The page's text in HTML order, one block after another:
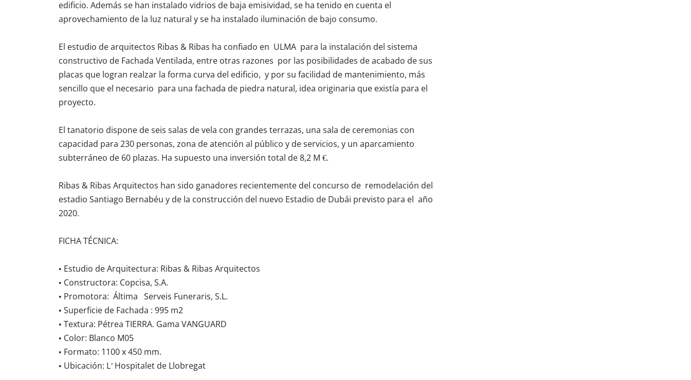
edificio. Además se han instalado vidrios de baja emisividad, se ha tenido en cuenta el
aprovechamiento de la luz natural y se ha instalado iluminación de bajo consumo.
El estudio de arquitectos Ribas & Ribas ha confiado en ULMA para la instalación del sistema
constructivo de Fachada Ventilada, entre otras razones por las posibilidades de acabado de sus
placas que logran realzar la forma curva del edificio, y por su facilidad de mantenimiento, más
sencillo que el necesario para una fachada de piedra natural, idea originaria que existía para el
proyecto.
El tanatorio dispone de seis salas de vela con grandes terrazas, una sala de ceremonias con
capacidad para 230 personas, zona de atención al público y de servicios, y un aparcamiento
subterráneo de 60 plazas. Ha supuesto una inversión total de 8,2 M €.
Ribas & Ribas Arquitectos han sido ganadores recientemente del concurso de remodelación del
estadio Santiago Bernabéu y de la construcción del nuevo Estadio de Dubái previsto para el año
2020.
FICHA TÉCNICA:
• Estudio de Arquitectura: Ribas & Ribas Arquitectos
• Constructora: Copcisa, S.A.
• Promotora: Áltima Serveis Funeraris, S.L.
• Superficie de Fachada : 995 m2
• Textura: Pétrea TIERRA. Gama VANGUARD
• Color: Blanco M05
• Formato: 1100 x 450 mm.
• Ubicación: L’ Hospitalet de Llobregat